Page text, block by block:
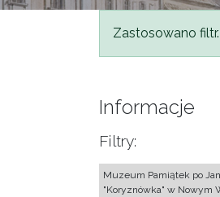
Komunikat
Zastosowano
Informacje
Filtry:
Muzeum Pamiątek po
"Koryznówka" w Nowym